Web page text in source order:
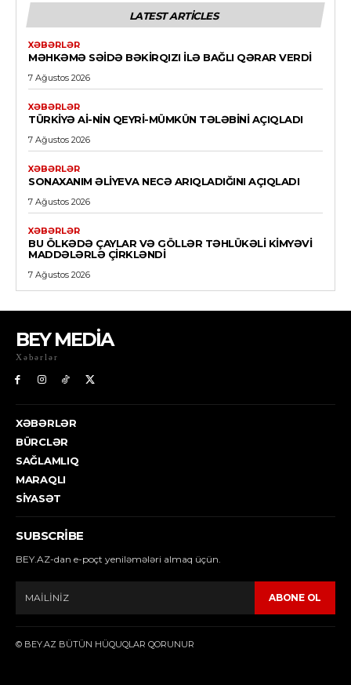
LATEST ARTICLES
XƏBƏRLƏR
MƏHKƏMƏ SƏIDƏ BƏKIRQIZI ILƏ BAĞLI QƏRAR VERDI
7 Ağustos 2026
XƏBƏRLƏR
TÜRKIYƏ Aİ-NIN QEYRI-MÜMKÜN TƏLƏBINI AÇIQLADI
7 Ağustos 2026
XƏBƏRLƏR
SONAXANIM ƏLIYEVA NECƏ ARIQLADIĞINI AÇIQLADI
7 Ağustos 2026
XƏBƏRLƏR
BU ÖLKƏDƏ ÇAYLAR VƏ GÖLLƏR TƏHLÜKƏLI KIMYƏVI
MADDƏLƏRLƏ ÇIRKLƏNDI
7 Ağustos 2026
BEY MEDİA
Xəbərlər
XƏBƏRLƏR
BÜRCLƏR
SAĞLAMLIQ
MARAQLI
SIYASƏT
SUBSCRIBE
BEY.AZ-dan e-poçt yeniləmələri almaq üçün.
ABONE OL
© BEY.AZ BÜTÜN HÜQUQLAR QORUNUR